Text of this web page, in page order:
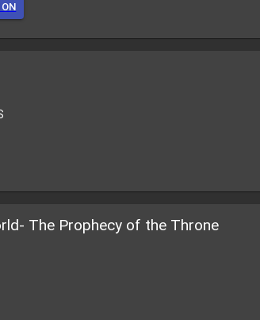
The Prophecy of the Throne